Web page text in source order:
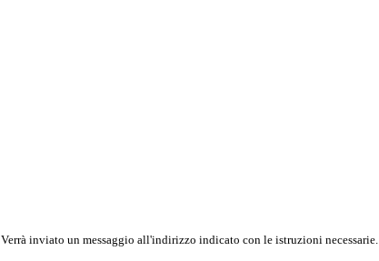
Verrà inviato un messaggio all'indirizzo indicato con le istruzioni necessarie.